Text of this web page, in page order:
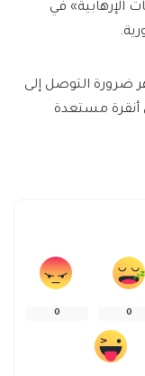
في
ضرورة التوصل إلى
أنقرة مستعدة
0
0